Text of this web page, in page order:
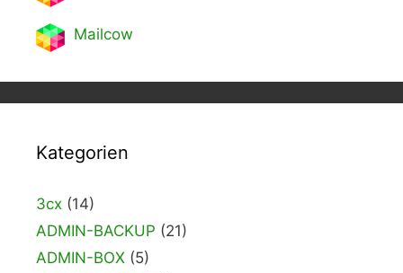
Mailcow
Kategorien
3cx (14)
ADMIN-BACKUP (21)
ADMIN-BOX (5)